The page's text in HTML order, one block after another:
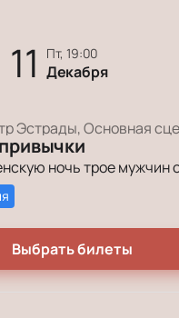
11 пт, 19:00
Декабря
Эстрады, Основная
Выбрать билеты